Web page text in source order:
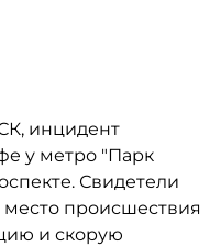
инцидент
у метро "Парк
Свидетели
происшествия
и скорую